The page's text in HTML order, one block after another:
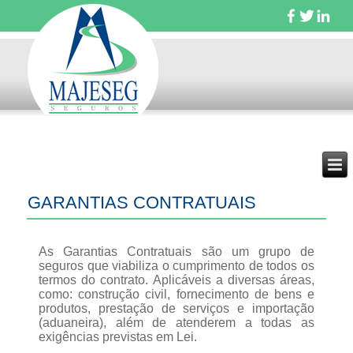
GARANTIAS CONTRATUAIS
As Garantias Contratuais são um grupo de
seguros que viabiliza o cumprimento de todos os
termos do contrato. Aplicáveis a diversas áreas,
como: construção civil, fornecimento de bens e
produtos, prestação de serviços e importação
(aduaneira), além de atenderem a todas as
exigências previstas em Lei.